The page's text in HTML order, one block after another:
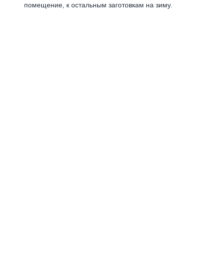
помещение, к остальным заготовкам на зиму.